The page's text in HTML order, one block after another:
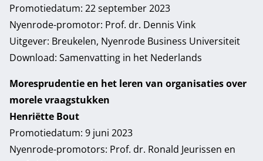
Promotiedatum: 22 september 2023
Nyenrode-promotor: Prof. dr. Dennis Vink
Uitgever: Breukelen, Nyenrode Business Universiteit
Download: Samenvatting in het Nederlands
Moresprudentie en het leren van organisaties over
morele vraagstukken
Henriëtte Bout
Promotiedatum: 9 juni 2023
Nyenrode-promotors: Prof. dr. Ronald Jeurissen en